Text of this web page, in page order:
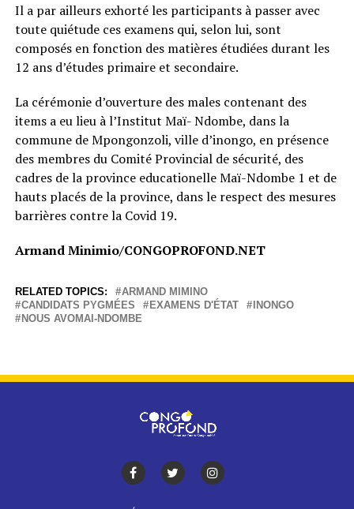
Il a par ailleurs exhorté les participants à passer avec
toute quiétude ces examens qui, selon lui, sont
composés en fonction des matières étudiées durant les
12 ans d’études primaire et secondaire.
La cérémonie d’ouverture des males contenant des
items a eu lieu à l’Institut Maï- Ndombe, dans la
commune de Mpongonzoli, ville d’inongo, en présence
des membres du Comité Provincial de sécurité, des
cadres de la province educationelle Maï-Ndombe 1 et de
hauts placés de la province, dans le respect des mesures
barrières contre la Covid 19.
Armand Minimio/CONGOPROFOND.NET
RELATED TOPICS:
ARMAND MIMINO
CANDIDATS PYGMÉES
EXAMENS D'ÉTAT
INONGO
NOUS AVOMAI-NDOMBE